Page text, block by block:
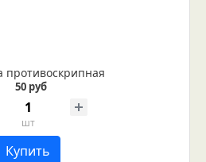
противоскрипная
50 руб
шт
Купить